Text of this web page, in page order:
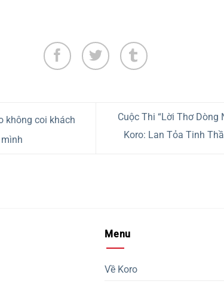
không coi khách
Cuộc Thi “Lời Thơ Dòng
Koro: Lan Tỏa Tinh
Menu
Về Koro